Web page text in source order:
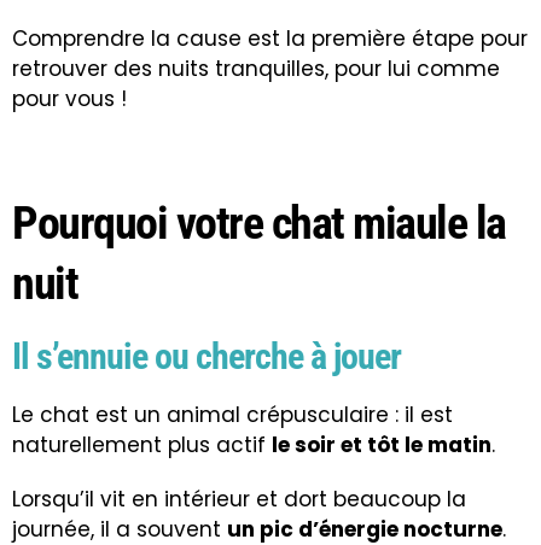
Comprendre la cause est la première étape pour
retrouver des nuits tranquilles, pour lui comme
pour vous !
Pourquoi votre chat miaule la
nuit
Il s’ennuie ou cherche à jouer
Le chat est un animal crépusculaire : il est
naturellement plus actif le soir et tôt le matin.
Lorsqu’il vit en intérieur et dort beaucoup la
journée, il a souvent un pic d’énergie nocturne.